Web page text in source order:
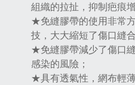
組織的拉扯，抑制疤痕
★免縫膠帶的使用非常
技，大大縮短了傷口縫
★免縫膠帶減少了傷口
感染的風險；
★具有透氣性，網布輕